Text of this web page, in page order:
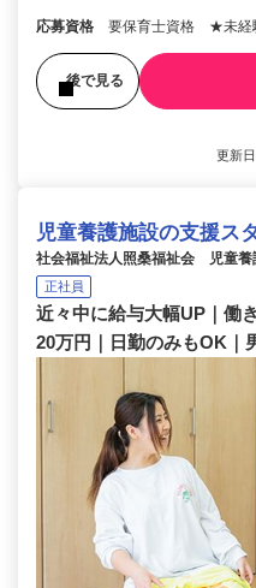
応募資格 要保育士資格 ★未経
後で見る
更新
児童養護施設の支援ス
社会福祉法人照桑福祉会 児童養
正社員
近々中に給与大幅UP｜働
20万円｜日勤のみもOK｜